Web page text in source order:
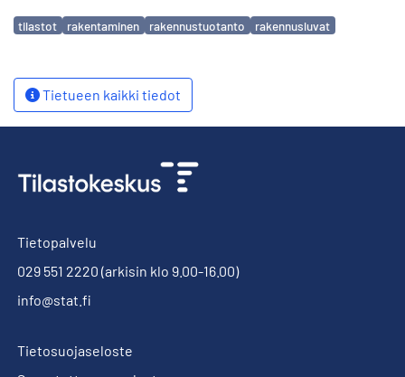
Avainsanat
tilastot rakentaminen rakennustuotanto rakennusluvat
Tietueen kaikki tiedot
Tietopalvelu
029 551 2220 (arkisin klo 9.00-16.00)
info@stat.fi
Tietosuojaseloste